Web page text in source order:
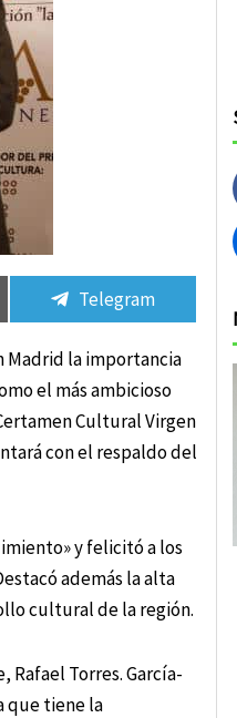
en
Telegram
Madrid la importancia
el más ambicioso
Cultural Virgen
con el respaldo del
y felicitó a los
además la alta
cultural de la región.
Rafael Torres. García-
que tiene la
en